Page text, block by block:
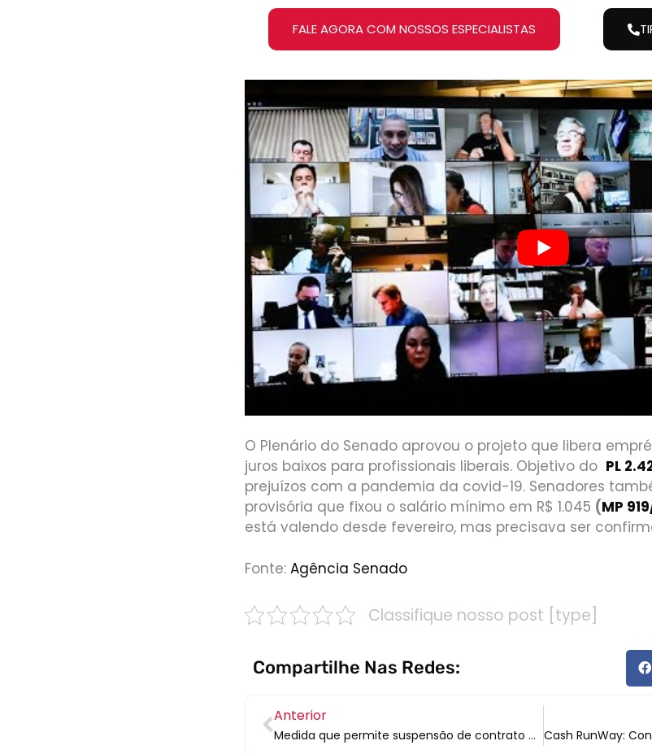
FALE AGORA COM NOSSOS ESPECIALISTAS
O Plenário do Senado aprovou o projeto que libera
juros baixos para profissionais liberais. Objetivo do PL
prejuízos com a pandemia da covid-19. Senadores
provisória que fixou o salário mínimo em R$ 1.045 (MP
está valendo desde fevereiro, mas precisava ser
Fonte:Agência Senado
Classifique nosso post [type]
Compartilhe Nas Redes:
Anterior
Medida que permite suspensão de contrato de trabalho é prorrogada